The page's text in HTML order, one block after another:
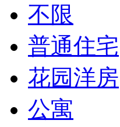
不限
普通住宅
花园洋房
公寓